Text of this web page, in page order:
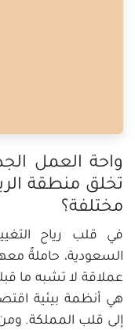
واحة العمل
تخلق منطقة
مختلفة؟
في قلب رياح
عملاقة لا تشبه ما
هي أنظمة بيئية
إلى قلب المملكة.